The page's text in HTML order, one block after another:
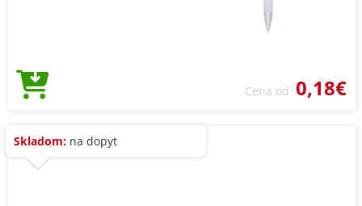
Cena od 0,18€
Skladom: na dopyt